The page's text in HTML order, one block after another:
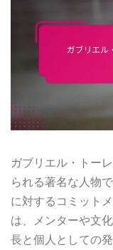
ガブリエル・トー
られる著名な人物
に対するコミット
は、メンターや文
長と個人としての